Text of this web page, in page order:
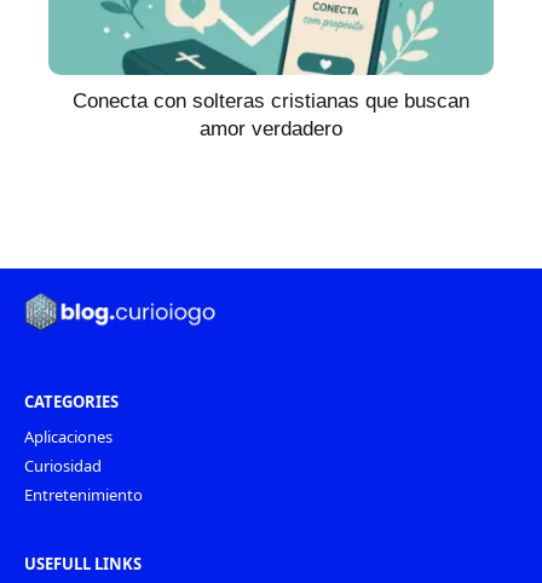
Conecta con solteras cristianas que buscan
amor verdadero
CATEGORIES
Aplicaciones
Curiosidad
Entretenimiento
USEFULL LINKS